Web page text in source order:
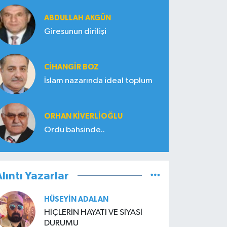
ABDULLAH AKGÜN
Giresunun dirilişi
CIHANGIR BOZ
İslam nazarında ideal toplum
ORHAN KIVERLIOĞLU
Ordu bahsinde..
Yazarlar
HÜSEYIN ADALAN
HİÇLERİN HAYATI VE SİYASİ
DURUMU